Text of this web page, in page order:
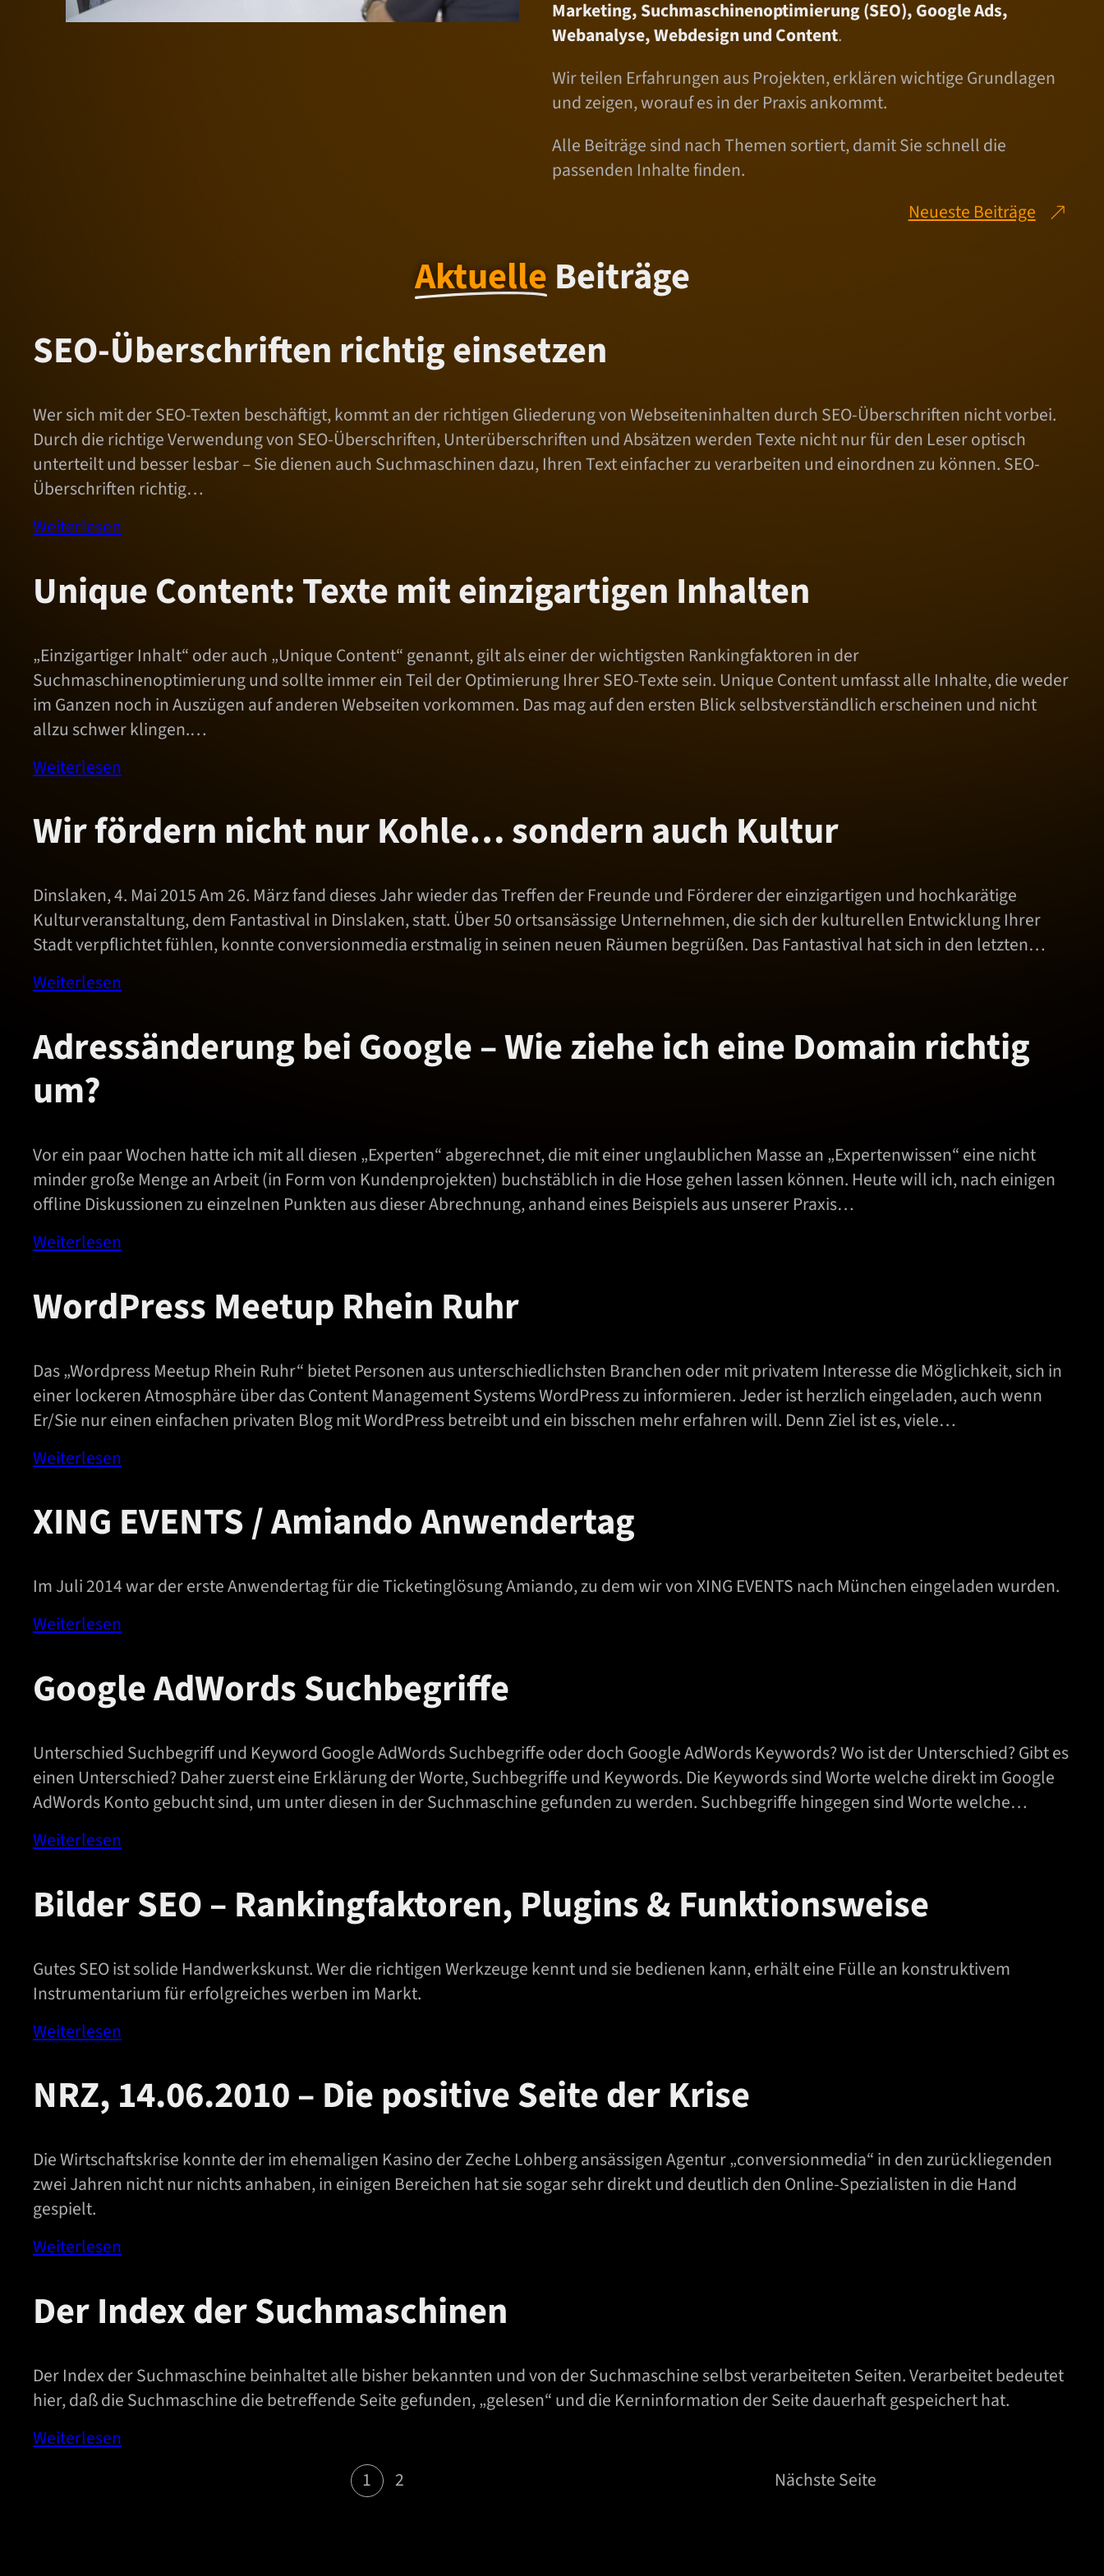
Marketing, Suchmaschinenoptimierung (SEO), Google Ads,
Webanalyse, Webdesign und Content.
Wir teilen Erfahrungen aus Projekten, erklären wichtige Grundlagen
und zeigen, worauf es in der Praxis ankommt.
Alle Beiträge sind nach Themen sortiert, damit Sie schnell die
passenden Inhalte finden.
Neueste Beiträge
Aktuelle Beiträge
SEO-Überschriften richtig einsetzen
Wer sich mit der SEO-Texten beschäftigt, kommt an der richtigen Gliederung von Webseiteninhalten durch SEO-Überschriften nicht vorbei.
Durch die richtige Verwendung von SEO-Überschriften, Unterüberschriften und Absätzen werden Texte nicht nur für den Leser optisch
unterteilt und besser lesbar – Sie dienen auch Suchmaschinen dazu, Ihren Text einfacher zu verarbeiten und einordnen zu können. SEO-
Überschriften richtig…
Weiterlesen
Unique Content: Texte mit einzigartigen Inhalten
„Einzigartiger Inhalt“ oder auch „Unique Content“ genannt, gilt als einer der wichtigsten Rankingfaktoren in der
Suchmaschinenoptimierung und sollte immer ein Teil der Optimierung Ihrer SEO-Texte sein. Unique Content umfasst alle Inhalte, die weder
im Ganzen noch in Auszügen auf anderen Webseiten vorkommen. Das mag auf den ersten Blick selbstverständlich erscheinen und nicht
allzu schwer klingen.…
Weiterlesen
Wir fördern nicht nur Kohle… sondern auch Kultur
Dinslaken, 4. Mai 2015 Am 26. März fand dieses Jahr wieder das Treffen der Freunde und Förderer der einzigartigen und hochkarätige
Kulturveranstaltung, dem Fantastival in Dinslaken, statt. Über 50 ortsansässige Unternehmen, die sich der kulturellen Entwicklung Ihrer
Stadt verpflichtet fühlen, konnte conversionmedia erstmalig in seinen neuen Räumen begrüßen. Das Fantastival hat sich in den letzten…
Weiterlesen
Adressänderung bei Google – Wie ziehe ich eine Domain richtig
um?
Vor ein paar Wochen hatte ich mit all diesen „Experten“ abgerechnet, die mit einer unglaublichen Masse an „Expertenwissen“ eine nicht
minder große Menge an Arbeit (in Form von Kundenprojekten) buchstäblich in die Hose gehen lassen können. Heute will ich, nach einigen
offline Diskussionen zu einzelnen Punkten aus dieser Abrechnung, anhand eines Beispiels aus unserer Praxis…
Weiterlesen
WordPress Meetup Rhein Ruhr
Das „Wordpress Meetup Rhein Ruhr“ bietet Personen aus unterschiedlichsten Branchen oder mit privatem Interesse die Möglichkeit, sich in
einer lockeren Atmosphäre über das Content Management Systems WordPress zu informieren. Jeder ist herzlich eingeladen, auch wenn
Er/Sie nur einen einfachen privaten Blog mit WordPress betreibt und ein bisschen mehr erfahren will. Denn Ziel ist es, viele…
Weiterlesen
XING EVENTS / Amiando Anwendertag
Im Juli 2014 war der erste Anwendertag für die Ticketinglösung Amiando, zu dem wir von XING EVENTS nach München eingeladen wurden.
Weiterlesen
Google AdWords Suchbegriffe
Unterschied Suchbegriff und Keyword Google AdWords Suchbegriffe oder doch Google AdWords Keywords? Wo ist der Unterschied? Gibt es
einen Unterschied? Daher zuerst eine Erklärung der Worte, Suchbegriffe und Keywords. Die Keywords sind Worte welche direkt im Google
AdWords Konto gebucht sind, um unter diesen in der Suchmaschine gefunden zu werden. Suchbegriffe hingegen sind Worte welche…
Weiterlesen
Bilder SEO – Rankingfaktoren, Plugins & Funktionsweise
Gutes SEO ist solide Handwerkskunst. Wer die richtigen Werkzeuge kennt und sie bedienen kann, erhält eine Fülle an konstruktivem
Instrumentarium für erfolgreiches werben im Markt.
Weiterlesen
NRZ, 14.06.2010 – Die positive Seite der Krise
Die Wirtschaftskrise konnte der im ehemaligen Kasino der Zeche Lohberg ansässigen Agentur „conversionmedia“ in den zurückliegenden
zwei Jahren nicht nur nichts anhaben, in einigen Bereichen hat sie sogar sehr direkt und deutlich den Online-Spezialisten in die Hand
gespielt.
Weiterlesen
Der Index der Suchmaschinen
Der Index der Suchmaschine beinhaltet alle bisher bekannten und von der Suchmaschine selbst verarbeiteten Seiten. Verarbeitet bedeutet
hier, daß die Suchmaschine die betreffende Seite gefunden, „gelesen“ und die Kerninformation der Seite dauerhaft gespeichert hat.
Weiterlesen
1
2 Nächste Seite